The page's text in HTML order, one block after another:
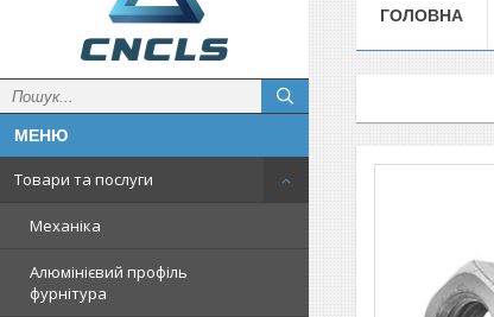
Товари та послуги
Механіка
Алюмінієвий профіль
фурнітура
ГОЛОВНА